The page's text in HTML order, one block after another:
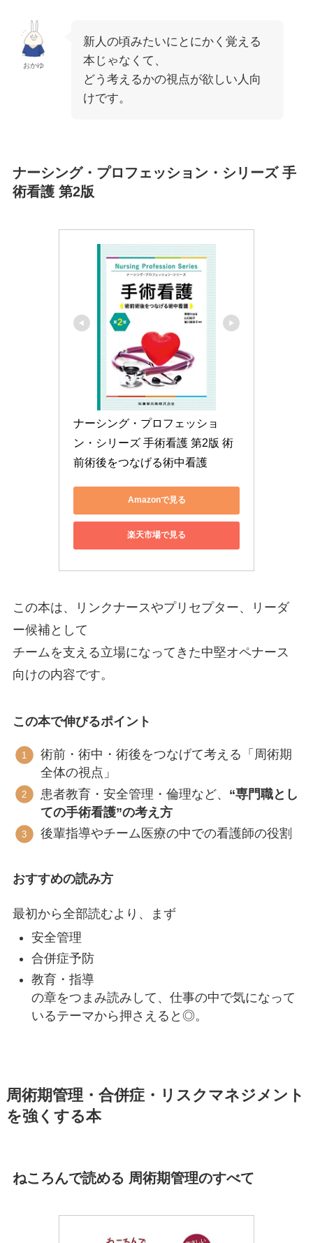
おかゆ
新人の頃みたいにとにかく覚える
本じゃなくて、
どう考えるかの視点が欲しい人向
けです。
ナーシング・プロフェッション・シリーズ 手
術看護 第2版
ナーシング・プロフェッショ
ン・シリーズ 手術看護 第2版 術
前術後をつなげる術中看護
Amazonで見る
楽天市場で見る
この本は、リンクナースやプリセプター、リーダ
ー候補として
チームを支える立場になってきた中堅オペナース
向けの内容です。
この本で伸びるポイント
術前・術中・術後をつなげて考える「周術期
全体の視点」
患者教育・安全管理・倫理など、 “専門職とし
ての手術看護”の考え方
後輩指導やチーム医療の中での看護師の役割
おすすめの読み方
最初から全部読むより、まず
安全管理
合併症予防
教育・指導
の章をつまみ読みして、仕事の中で気になって
いるテーマから押さえると◎。
周術期管理・合併症・リスクマネジメント
を強くする本
ねころんで読める 周術期管理のすべて